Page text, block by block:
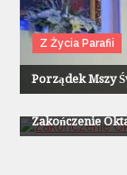
Z Życia Parafii
Porządek Mszy
Z Życia Parafii
Zakończenie